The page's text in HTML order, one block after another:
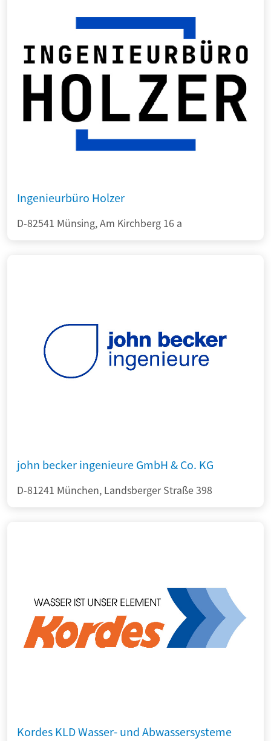
Ingenieurbüro Holzer
D-82541 Münsing, Am Kirchberg 16 a
john becker ingenieure GmbH & Co. KG
D-81241 München, Landsberger Straße 398
Kordes KLD Wasser- und Abwassersysteme